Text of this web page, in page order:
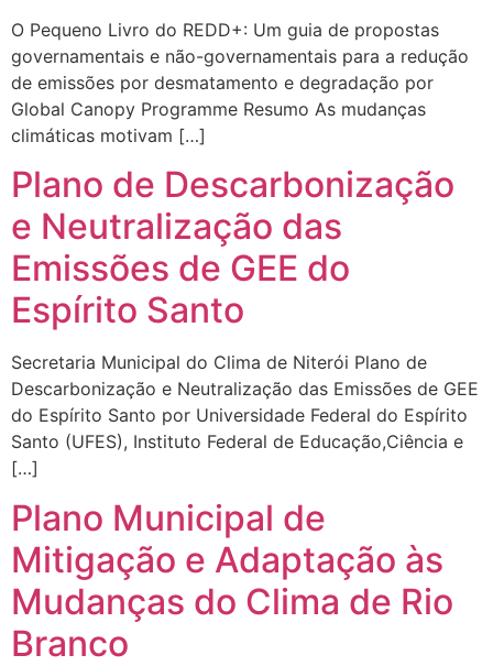
O Pequeno Livro do REDD+: Um guia de propostas
governamentais e não-governamentais para a redução
de emissões por desmatamento e degradação por
Global Canopy Programme Resumo As mudanças
climáticas motivam […]
Plano de Descarbonização
e Neutralização das
Emissões de GEE do
Espírito Santo
Secretaria Municipal do Clima de Niterói Plano de
Descarbonização e Neutralização das Emissões de GEE
do Espírito Santo por Universidade Federal do Espírito
Santo (UFES), Instituto Federal de Educação,Ciência e
[…]
Plano Municipal de
Mitigação e Adaptação às
Mudanças do Clima de Rio
Branco